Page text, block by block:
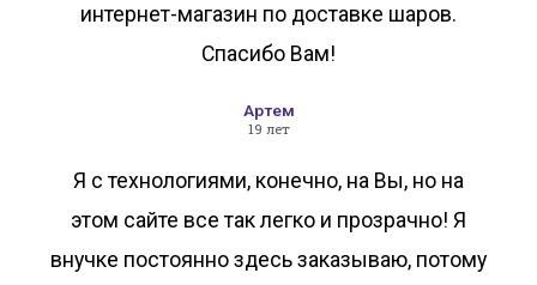
интернет-магазин по доставке шаров.
Спасибо Вам!
Артем
19 лет
Я с технологиями, конечно, на Вы, но на
этом сайте все так легко и прозрачно! Я
внучке постоянно здесь заказываю, потому